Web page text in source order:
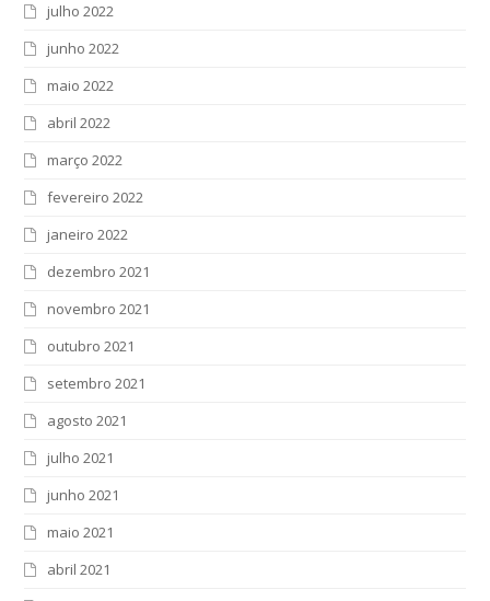
julho 2022
junho 2022
maio 2022
abril 2022
março 2022
fevereiro 2022
janeiro 2022
dezembro 2021
novembro 2021
outubro 2021
setembro 2021
agosto 2021
julho 2021
junho 2021
maio 2021
abril 2021